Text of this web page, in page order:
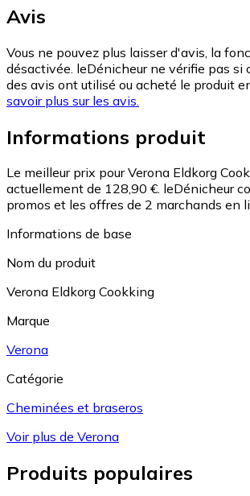
Avis
Vous ne pouvez plus laisser d'avis, la
désactivée. leDénicheur ne vérifie pas si
des avis ont utilisé ou acheté le produit
savoir plus sur les avis.
Informations produit
Le meilleur prix pour Verona Eldkorg
actuellement de 128,90 €. leDénicheur
promos et les offres de 2 marchands en
Informations de base
Nom du produit
Verona Eldkorg Cookking
Marque
Verona
Catégorie
Cheminées et braseros
Voir plus de Verona
Produits populaires